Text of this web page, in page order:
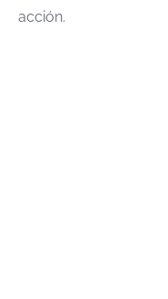
acción.